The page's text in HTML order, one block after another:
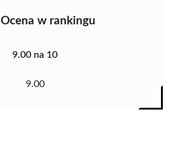
Ocena w rankingu
9.00 na 10
9.00